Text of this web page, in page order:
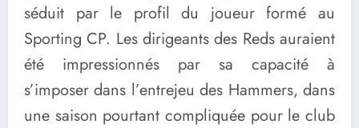
séduit par le profil du joueur formé au
Sporting CP. Les dirigeants des Reds auraient
été impressionnés par sa capacité à
s’imposer dans l’entrejeu des Hammers, dans
une saison pourtant compliquée pour le club